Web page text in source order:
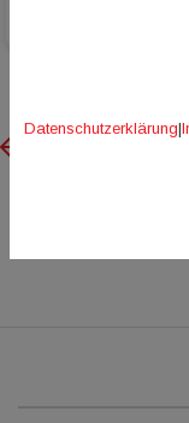
Previous
Next
Datenschutzerklärung|